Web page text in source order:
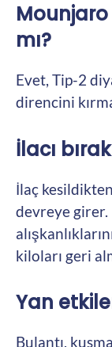
Mounjaro
mı?
Evet, Tip-2
direncini
İlacı
İlaç
devreye girer.
kiloları geri
Yan
Bulantı,